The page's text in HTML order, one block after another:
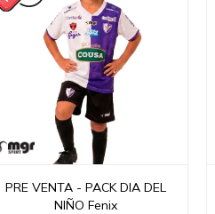
PRE VENTA - PACK DIA DEL
NIÑO Fenix